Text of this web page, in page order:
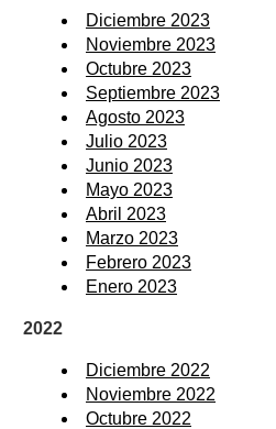
Diciembre 2023
Noviembre 2023
Octubre 2023
Septiembre 2023
Agosto 2023
Julio 2023
Junio 2023
Mayo 2023
Abril 2023
Marzo 2023
Febrero 2023
Enero 2023
2022
Diciembre 2022
Noviembre 2022
Octubre 2022